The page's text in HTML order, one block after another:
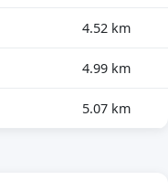
4.52 km
4.99 km
5.07 km